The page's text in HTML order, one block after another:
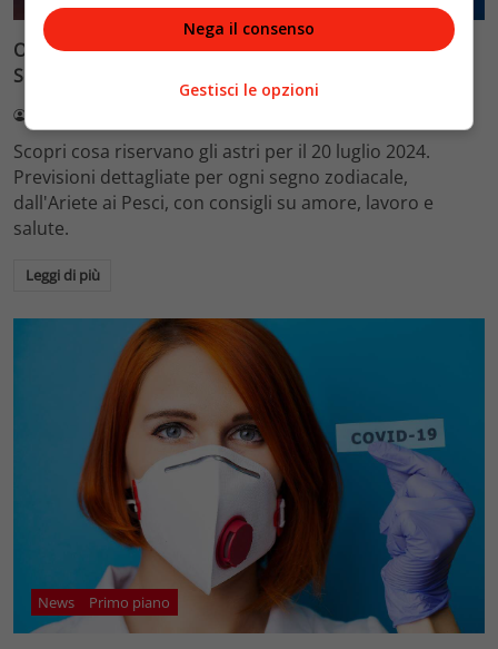
Oroscopo del 20 Luglio 2024: Le Previsioni per Tutti i
Segni Zodiacali
Scopri cosa riservano gli astri per il 20 luglio 2024.
Previsioni dettagliate per ogni segno zodiacale,
dall'Ariete ai Pesci, con consigli su amore, lavoro e
salute.
Leggi di più
News Primo piano
Nega il consenso
Gestisci le opzioni